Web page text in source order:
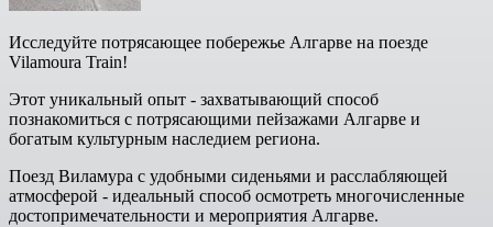
Исследуйте потрясающее побережье Алгарве на поезде
Vilamoura Train!
Этот уникальный опыт - захватывающий способ
познакомиться с потрясающими пейзажами Алгарве и
богатым культурным наследием региона.
Поезд Виламура с удобными сиденьями и расслабляющей
атмосферой - идеальный способ осмотреть многочисленные
достопримечательности и мероприятия Алгарве.